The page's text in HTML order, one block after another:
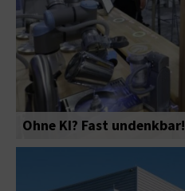
Ohne KI? Fast undenkbar!